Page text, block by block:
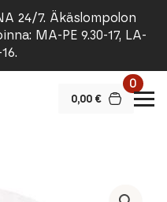
24/7. Äkäslompolon
MA-PE 9.30-17, LA-
0,00 €
0